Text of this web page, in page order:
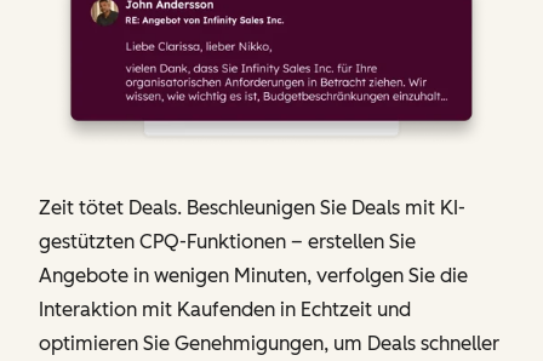
Zeit tötet Deals. Beschleunigen Sie Deals mit KI-
gestützten CPQ-Funktionen – erstellen Sie
Angebote in wenigen Minuten, verfolgen Sie die
Interaktion mit Kaufenden in Echtzeit und
optimieren Sie Genehmigungen, um Deals schneller